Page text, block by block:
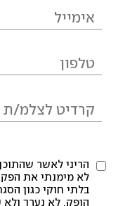
הריני לאשר
לא מימנתי את
בלתי חוקי כגון
הופק, לא נערך ולא